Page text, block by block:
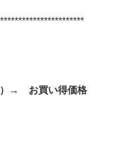
）→ お買い得価格